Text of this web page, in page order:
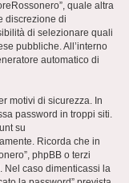
quale altra
discrezione di
di selezionare quali
pubbliche. All’interno
automatico di
motivi di sicurezza. In
password in troppi siti.
su
Ricorda che in
phpBB o terzi
Nel caso dimenticassi la